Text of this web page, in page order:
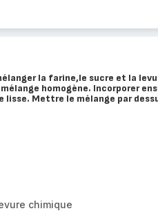
la farine,le sucre et la
homogène. Incorporer
Mettre le mélange par
chimique